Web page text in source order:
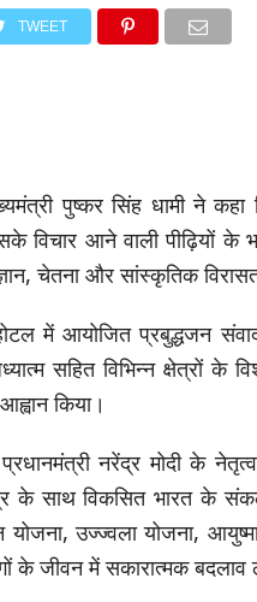
TWEET
पुष्कर सिंह धामी ने कहा
विचार आने वाली पीढ़ियों के
चेतना और सांस्कृतिक
में आयोजित प्रबुद्धजन
सहित विभिन्न क्षेत्रों के
किया।
नरेंद्र मोदी के
के साथ विकसित भारत के
योजना, उज्ज्वला योजना,
के जीवन में सकारात्मक बदलाव